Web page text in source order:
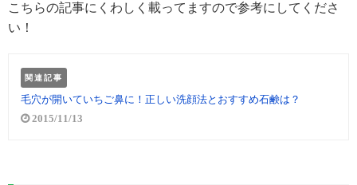
こちらの記事にくわしく載ってますので参考にしてくださ
い！
関連記事
毛穴が開いていちご鼻に！正しい洗顔法とおすすめ石鹸は？
2015/11/13